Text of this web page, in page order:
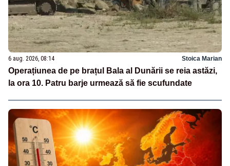
6 aug. 2026, 08:14 Stoica Marian
Operațiunea de pe brațul Bala al Dunării se reia astăzi,
la ora 10. Patru barje urmează să fie scufundate